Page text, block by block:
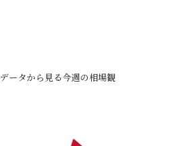
データから見る今週の相場観